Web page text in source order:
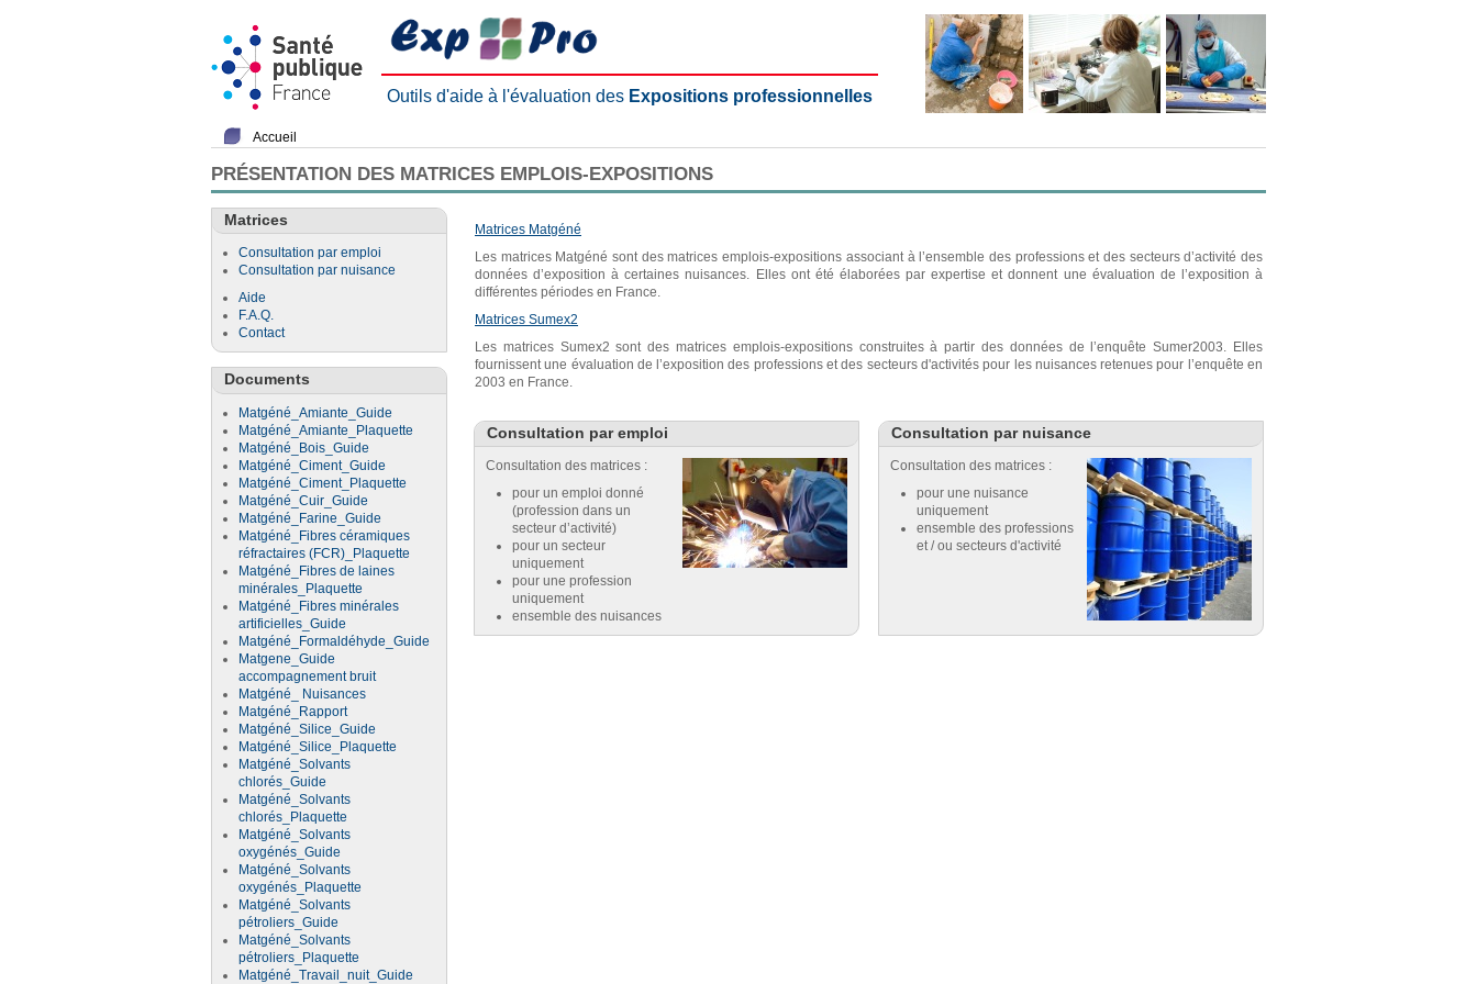
Outils d'aide à l'évaluation des Expositions professionnelles
Accueil
PRÉSENTATION DES MATRICES EMPLOIS-EXPOSITIONS
Matrices
Consultation par emploi
Consultation par nuisance
Aide
F.A.Q.
Contact
Documents
Matgéné_Amiante_Guide
Matgéné_Amiante_Plaquette
Matgéné_Bois_Guide
Matgéné_Ciment_Guide
Matgéné_Ciment_Plaquette
Matgéné_Cuir_Guide
Matgéné_Farine_Guide
Matgéné_Fibres céramiques
réfractaires (FCR)_Plaquette
Matgéné_Fibres de laines
minérales_Plaquette
Matgéné_Fibres minérales
artificielles_Guide
Matgéné_Formaldéhyde_Guide
Matgene_Guide
accompagnement bruit
Matgéné_ Nuisances
Matgéné_Rapport
Matgéné_Silice_Guide
Matgéné_Silice_Plaquette
Matgéné_Solvants
chlorés_Guide
Matgéné_Solvants
chlorés_Plaquette
Matgéné_Solvants
oxygénés_Guide
Matgéné_Solvants
oxygénés_Plaquette
Matgéné_Solvants
pétroliers_Guide
Matgéné_Solvants
pétroliers_Plaquette
Matgéné_Travail_nuit_Guide
Matrices Matgéné
Les matrices Matgéné sont des matrices emplois-expositions associant à l’ensemble des professions et des secteurs d’activité des
données d’exposition à certaines nuisances. Elles ont été élaborées par expertise et donnent une évaluation de l’exposition à
différentes périodes en France.
Matrices Sumex2
Les matrices Sumex2 sont des matrices emplois-expositions construites à partir des données de l’enquête Sumer2003. Elles
fournissent une évaluation de l’exposition des professions et des secteurs d'activités pour les nuisances retenues pour l’enquête en
2003 en France.
Consultation par emploi
Consultation des matrices :
pour un emploi donné
(profession dans un
secteur d’activité)
pour un secteur
uniquement
pour une profession
uniquement
ensemble des nuisances
Consultation par nuisance
Consultation des matrices :
pour une nuisance
uniquement
ensemble des professions
et / ou secteurs d'activité